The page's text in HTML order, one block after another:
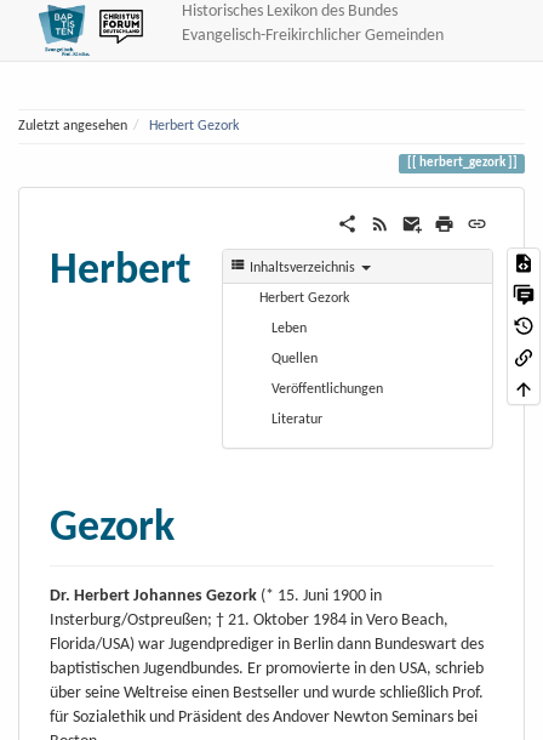
Historisches Lexikon des Bundes
Evangelisch-Freikirchlicher Gemeinden
Zuletzt angesehen Herbert Gezork
herbert_gezork
Inhaltsverzeichnis
Herbert Gezork
Leben
Quellen
Veröffentlichungen
Literatur
Herbert
Gezork
Dr. Herbert Johannes Gezork (* 15. Juni 1900 in
Insterburg/Ostpreußen; † 21. Oktober 1984 in Vero Beach,
Florida/USA) war Jugendprediger in Berlin dann Bundeswart des
baptistischen Jugendbundes. Er promovierte in den USA, schrieb
über seine Weltreise einen Bestseller und wurde schließlich Prof.
für Sozialethik und Präsident des Andover Newton Seminars bei